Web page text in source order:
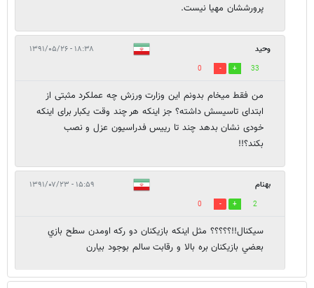
پرورششان مهیا نیست.
وحید ۱۸:۳۸ - ۱۳۹۱/۰۵/۲۶
33
0
من فقط میخام بدونم این وزارت ورزش چه عملکرد مثبتی از
ابتدای تاسیسش داشته؟ جز اینکه هر چند وقت یکبار برای اینکه
خودی نشان بدهد چند تا رییس فدراسیون عزل و نصب
بکند؟!!
بهنام ۱۵:۵۹ - ۱۳۹۱/۰۷/۲۳
2
0
سيكنال!!؟؟؟؟؟ مثل اينكه بازيكنان دو ركه اومدن سطح بازي
بعضي بازيكنان بره بالا و رقابت سالم بوجود بيارن